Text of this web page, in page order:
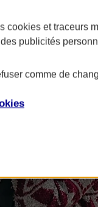
cookies et traceurs
publicités
comme de